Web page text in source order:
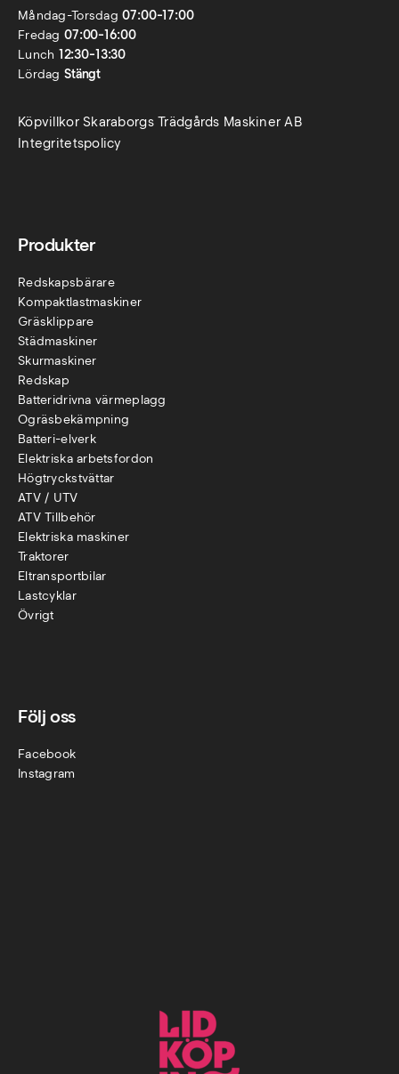
Måndag-Torsdag07:00-17:00
Fredag 07:00-16:00
Lunch 12:30-13:30
Lördag Stängt
Köpvillkor Skaraborgs Trädgårds Maskiner AB
Integritetspolicy
Produkter
Redskapsbärare
Kompaktlastmaskiner
Gräsklippare
Städmaskiner
Skurmaskiner
Redskap
Batteridrivna värmeplagg
Ogräsbekämpning
Batteri-elverk
Elektriska arbetsfordon
Högtryckstvättar
ATV / UTV
ATV Tillbehör
Elektriska maskiner
Traktorer
Eltransportbilar
Lastcyklar
Övrigt
Följ oss
Facebook
Instagram